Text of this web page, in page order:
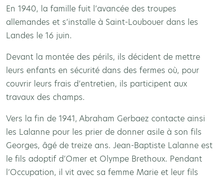
En 1940, la famille fuit l’avancée des troupes
allemandes et s’installe à Saint-Loubouer dans les
Landes le 16 juin.
Devant la montée des périls, ils décident de mettre
leurs enfants en sécurité dans des fermes où, pour
couvrir leurs frais d’entretien, ils participent aux
travaux des champs.
Vers la fin de 1941, Abraham Gerbaez contacte ainsi
les Lalanne pour les prier de donner asile à son fils
Georges, âgé de treize ans. Jean-Baptiste Lalanne est
le fils adoptif d’Omer et Olympe Brethoux. Pendant
l’Occupation, il vit avec sa femme Marie et leur fils